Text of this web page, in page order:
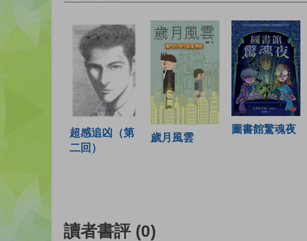
超感追凶（第
二回）
歲月風雲
圖書館驚魂夜
讀者書評 (0)